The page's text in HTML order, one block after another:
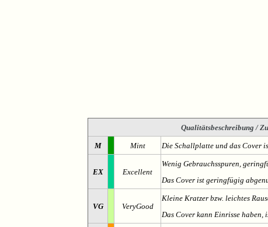
Qualitätsbeschreibung /
M Mint Die Schallplatte und das Cover
EX Excellent
Wenig Gebrauchsspuren,
Das Cover ist geringfügig
VG VeryGood
Kleine Kratzer bzw. leichtes
Das Cover kann Einrisse haben,